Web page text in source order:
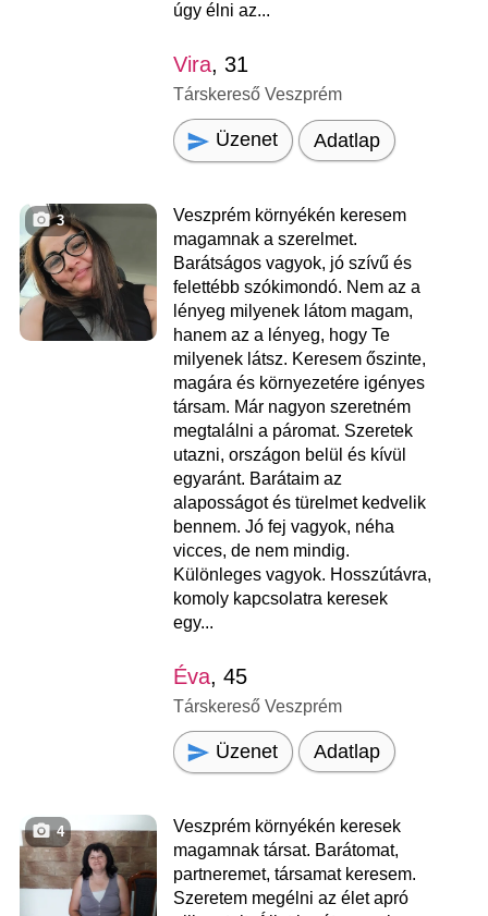
úgy élni az...
Vira, 31
Társkereső Veszprém
Üzenet Adatlap
3
Veszprém környékén keresem
magamnak a szerelmet.
Barátságos vagyok, jó szívű és
felettébb szókimondó. Nem az a
lényeg milyenek látom magam,
hanem az a lényeg, hogy Te
milyenek látsz. Keresem őszinte,
magára és környezetére igényes
társam. Már nagyon szeretném
megtalálni a páromat. Szeretek
utazni, országon belül és kívül
egyaránt. Barátaim az
alaposságot és türelmet kedvelik
bennem. Jó fej vagyok, néha
vicces, de nem mindig.
Különleges vagyok. Hosszútávra,
komoly kapcsolatra keresek
egy...
Éva, 45
Társkereső Veszprém
Üzenet Adatlap
4
Veszprém környékén keresek
magamnak társat. Barátomat,
partneremet, társamat keresem.
Szeretem megélni az élet apró